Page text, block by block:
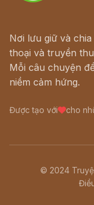
Nơi lưu giữ và
thoại và truyền
Mỗi câu chuyện
niềm cảm hứng.
Được tạo với cho
© 2024